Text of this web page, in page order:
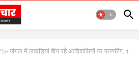
जंगल में लकड़ियां बीन रहे आदिवासियों पर फायरिंग, 1